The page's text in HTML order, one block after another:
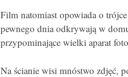
Film natomiast opowiada o
pewnego dnia odkrywają w
przypominające wielki aparat
Na ścianie wisi mnóstwo zdjęć,